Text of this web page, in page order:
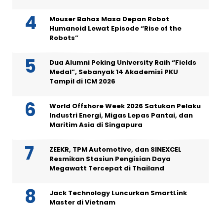
Mouser Bahas Masa Depan Robot
Humanoid Lewat Episode “Rise of the
Robots”
Dua Alumni Peking University Raih “Fields
Medal”, Sebanyak 14 Akademisi PKU
Tampil di ICM 2026
World Offshore Week 2026 Satukan Pelaku
Industri Energi, Migas Lepas Pantai, dan
Maritim Asia di Singapura
ZEEKR, TPM Automotive, dan SINEXCEL
Resmikan Stasiun Pengisian Daya
Megawatt Tercepat di Thailand
Jack Technology Luncurkan SmartLink
Master di Vietnam